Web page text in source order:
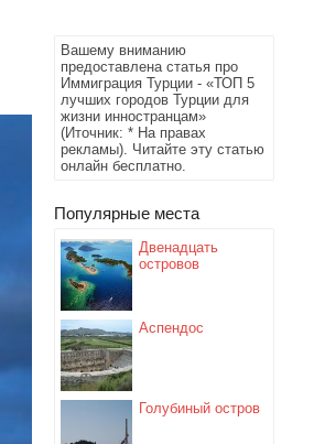
Вашему вниманию
предоставлена статья про
Иммиграция Турции - «ТОП 5
лучших городов Турции для
жизни инностранцам»
(Иточник: * На правах
рекламы). Читайте эту статью
онлайн бесплатно.
Популярные места
Двенадцать
островов
Аспендос
Голубиный остров